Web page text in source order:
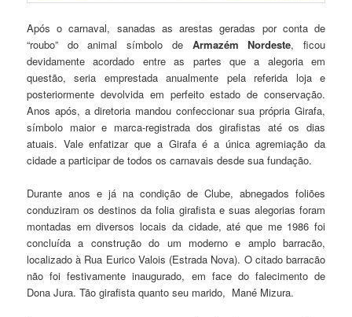
Após o carnaval, sanadas as arestas geradas por conta de
“roubo” do animal símbolo de Armazém Nordeste, ficou
devidamente acordado entre as partes que a alegoria em
questão, seria emprestada anualmente pela referida loja e
posteriormente devolvida em perfeito estado de conservação.
Anos após, a diretoria mandou confeccionar sua própria Girafa,
símbolo maior e marca-registrada dos girafistas até os dias
atuais. Vale enfatizar que a Girafa é a única agremiação da
cidade a participar de todos os carnavais desde sua fundação.
Durante anos e já na condição de Clube, abnegados foliões
conduziram os destinos da folia girafista e suas alegorias foram
montadas em diversos locais da cidade, até que me 1986 foi
concluída a construção do um moderno e amplo barracão,
localizado à Rua Eurico Valois (Estrada Nova). O citado barracão
não foi festivamente inaugurado, em face do falecimento de
Dona Jura. Tão girafista quanto seu marido, Mané Mizura.